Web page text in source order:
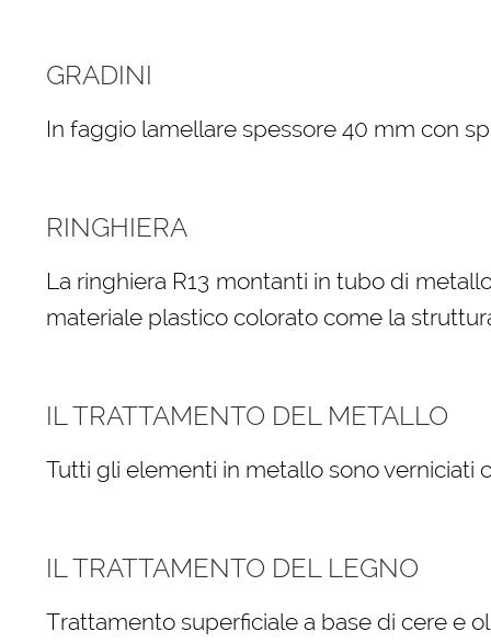
GRADINI
In faggio lamellare spessore 40 mm con
RINGHIERA
La ringhiera R13 montanti in tubo di
materiale plastico colorato come la
IL TRATTAMENTO DEL METALLO
Tutti gli elementi in metallo sono verniciati
IL TRATTAMENTO DEL LEGNO
Trattamento superficiale a base di cere e